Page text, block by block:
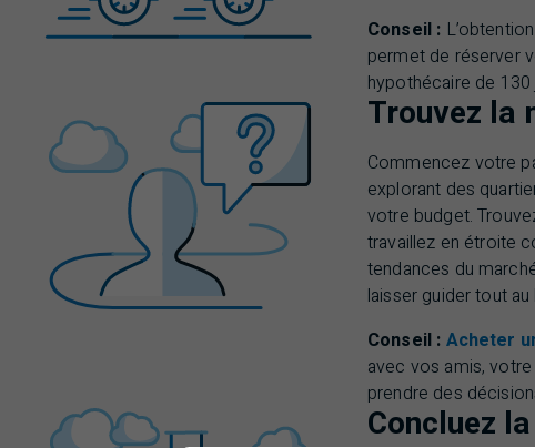
Conseil :
permet de réserver
hypothécaire de 130
Trouvez la
Commencez votre
explorant des
votre budget.
travaillez en étroite
tendances du
laisser guider tout
Conseil : Acheter
avec vos amis,
prendre des
Concluez